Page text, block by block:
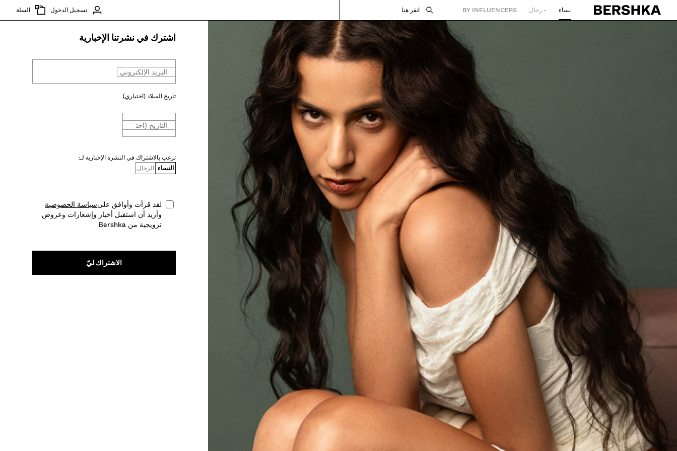
العودة إلى الصفحة الرئيسية نساء - رجال BY INFLUENCERS انقر هنا تسجيل الدخول السلة
اشترك في نشرتنا الإخبارية
البريد الإلكتروني
تاريخ الميلاد (اختياري)
التاريخ (اختياري)
ترغب بالاشتراك في النشرة الإخبارية لـ:
النساء الرجال
لقد قرأت وأوافق علىسياسة الخصوصية
وأريد أن استقبل أخبار وإشعارات وعروض
ترويجية من Bershka
الاشتراك ليّ